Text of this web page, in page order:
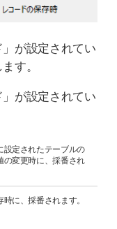
が設定されてい
す。
が設定されてい
設定されたテーブルの
の変更時に、採番され
に、採番されます。